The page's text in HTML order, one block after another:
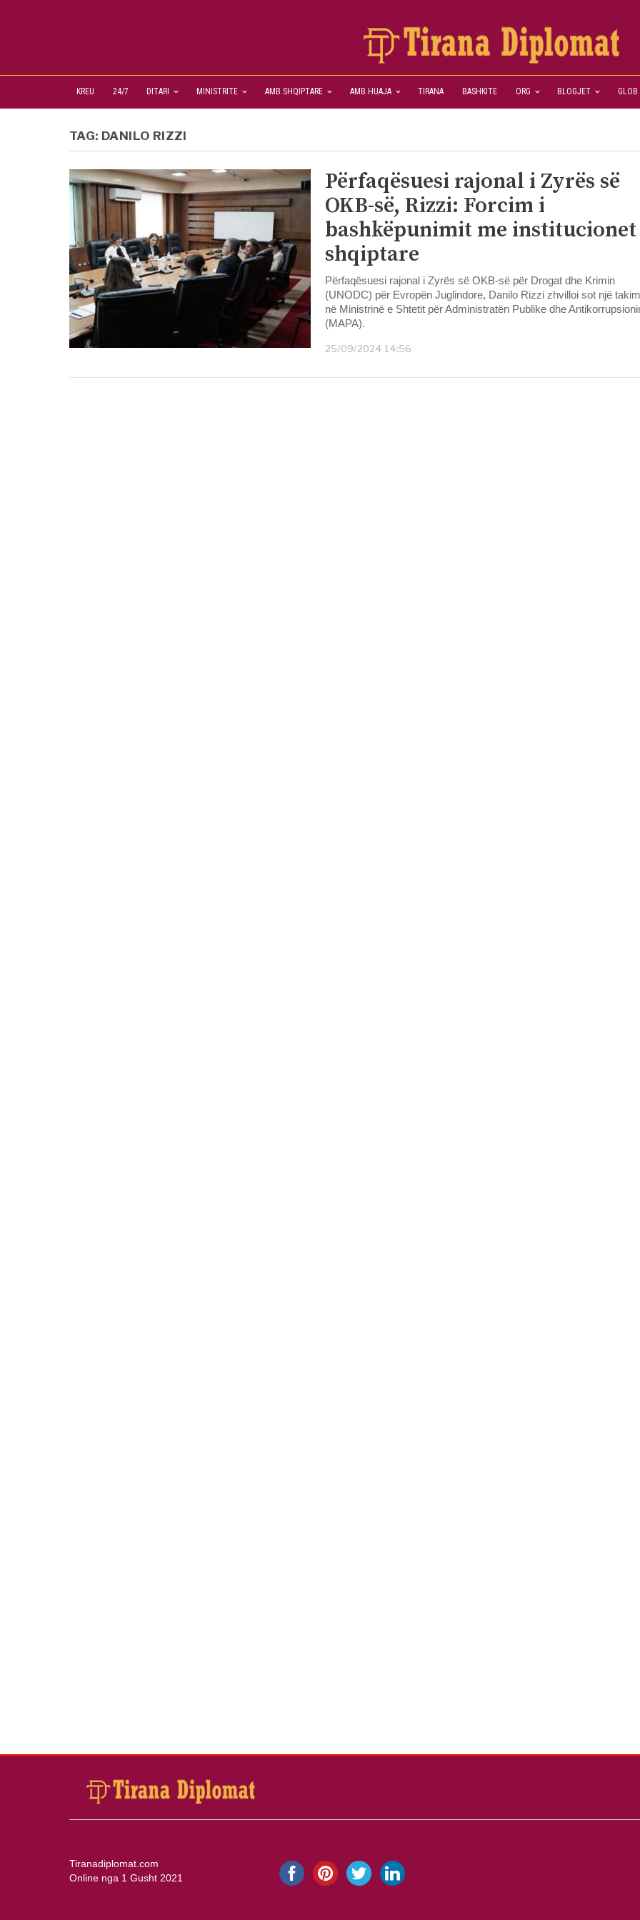
KREU 24/7 DITARI MINISTRITE AMB.SHQIPTARE AMB.HUAJA TIRANA BASHKITE ORG BLOGJET GLOB
TAG: DANILO RIZZI
Përfaqësuesi rajonal i Zyrës së
OKB-së, Rizzi: Forcim i
bashkëpunimit me institucionet
shqiptare
Përfaqësuesi rajonal i Zyrës së OKB-së për Drogat dhe Krimin
(UNODC) për Evropën Juglindore, Danilo Rizzi zhvilloi sot një takim
në Ministrinë e Shtetit për Administratën Publike dhe
(MAPA).
25/09/2024 14:56
Tiranadiplomat.com
Online nga 1 Gusht 2021